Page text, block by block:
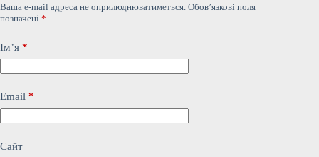
Ваша e-mail адреса не оприлюднюватиметься. Обов’язкові поля
позначені *
Ім’я *
Email *
Сайт